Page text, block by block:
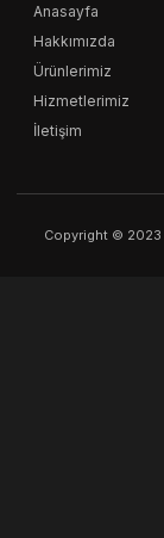
Anasayfa
Hakkımızda
Ürünlerimiz
Hizmetlerimiz
İletişim
Copyright © 2023